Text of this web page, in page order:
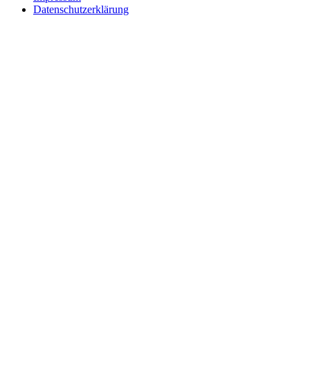
Datenschutzerklärung